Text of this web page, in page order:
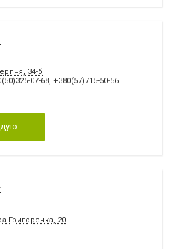
34-б
07-68, +380(57)715-50-56
Григоренка, 20